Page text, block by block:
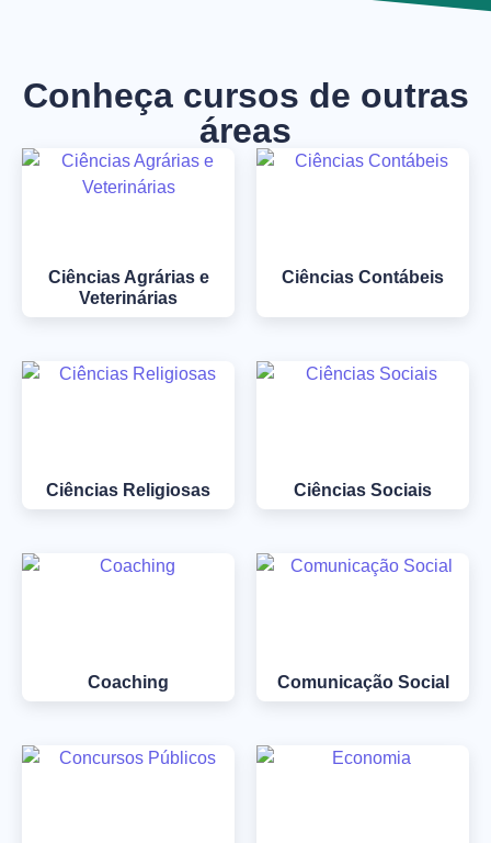
Conheça cursos de outras
áreas
Ciências Agrárias e
Veterinárias
Ciências Contábeis
Ciências Religiosas Ciências Sociais
Coaching Comunicação Social